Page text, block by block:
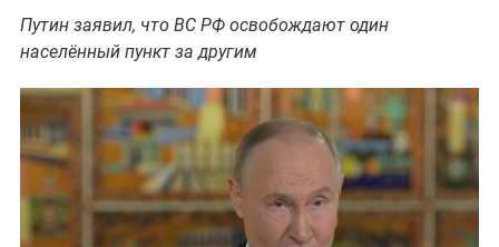
Путин заявил, что ВС РФ освобождают один
населённый пункт за другим